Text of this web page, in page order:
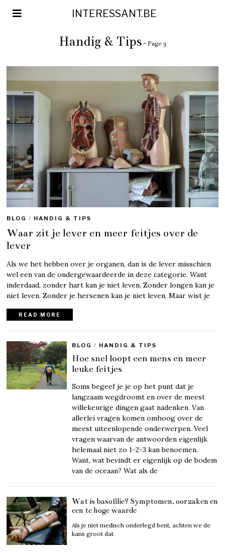
INTERESSANT.BE
Handig & Tips- Page 3
BLOG / HANDIG & TIPS
Waar zit je lever en meer feitjes over de
lever
Als we het hebben over je organen, dan is de lever misschien
wel een van de ondergewaardeerde in deze categorie. Want
inderdaad, zonder hart kan je niet leven. Zonder longen kan je
niet leven. Zonder je hersenen kan je niet leven. Maar wist je
READ MORE
BLOG / HANDIG & TIPS
Hoe snel loopt een mens en meer
leuke feitjes
Soms begeef je je op het punt dat je
langzaam wegdroomt en over de meest
willekeurige dingen gaat nadenken. Van
allerlei vragen komen omhoog over de
meest uiteenlopende onderwerpen. Veel
vragen waarvan de antwoorden eigenlijk
helemaal niet zo 1-2-3 kan benoemen.
Want, wat bevindt er eigenlijk op de bodem
van de oceaan? Wat als de
Wat is basofilie? Symptomen, oorzaken en
een te hoge waarde
Als je niet medisch onderlegd bent, achten we de
kans groot dat